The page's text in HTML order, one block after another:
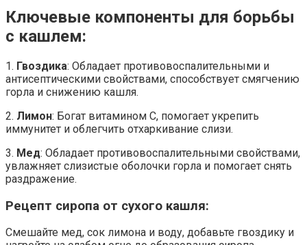
Ключевые компоненты для борьбы
с кашлем:
1. Гвоздика: Обладает противовоспалительными и
антисептическими свойствами, способствует смягчению
горла и снижению кашля.
2. Лимон: Богат витамином C, помогает укрепить
иммунитет и облегчить отхаркивание слизи.
3. Мед: Обладает противовоспалительными свойствами,
увлажняет слизистые оболочки горла и помогает снять
раздражение.
Рецепт сиропа от сухого кашля:
Смешайте мед, сок лимона и воду, добавьте гвоздику и